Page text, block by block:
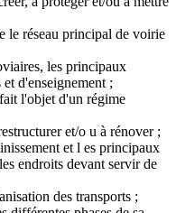
le réseau principal de voirie
les principaux
d'enseignement ;
l'objet d'un régime
et/o u à rénover ;
et l es principaux
endroits devant servir de
des transports ;